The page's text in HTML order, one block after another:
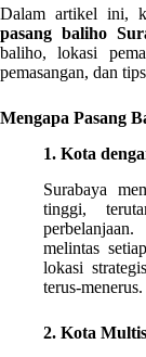
Dalam artikel ini,
pasang baliho
baliho, lokasi
pemasangan, dan
Mengapa Pasang
1. Kota
Surabaya
tinggi,
melintas
lokasi
terus-menerus.
2. Kota